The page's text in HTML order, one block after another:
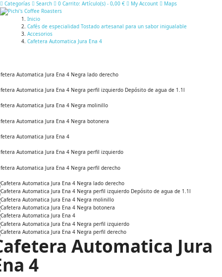
Categorías Search 0 Carrito: Artículo(s) - 0,00 € My Account Maps
Inicio
Cafés de especialidad Tostado artesanal para un sabor inigualable
Accesorios
Cafetera Automatica Jura Ena 4
Automatica Jura
4